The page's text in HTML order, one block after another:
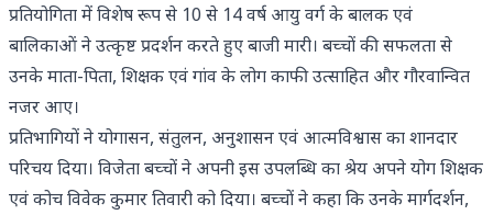
प्रतियोगिता में विशेष रूप से 10 से 14 वर्ष आयु वर्ग के बालक एवं
बालिकाओं ने उत्कृष्ट प्रदर्शन करते हुए बाजी मारी। बच्चों की सफलता से
उनके माता-पिता, शिक्षक एवं गांव के लोग काफी उत्साहित और गौरवान्वित
नजर आए।
प्रतिभागियों ने योगासन, संतुलन, अनुशासन एवं आत्मविश्वास का शानदार
परिचय दिया। विजेता बच्चों ने अपनी इस उपलब्धि का श्रेय अपने योग शिक्षक
एवं कोच विवेक कुमार तिवारी को दिया। बच्चों ने कहा कि उनके मार्गदर्शन,